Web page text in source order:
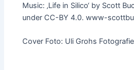
Music: ‚Life in Silico‘ by Scott
under CC-BY 4.0. www-
Cover Foto: Uli Grohs Fotografie